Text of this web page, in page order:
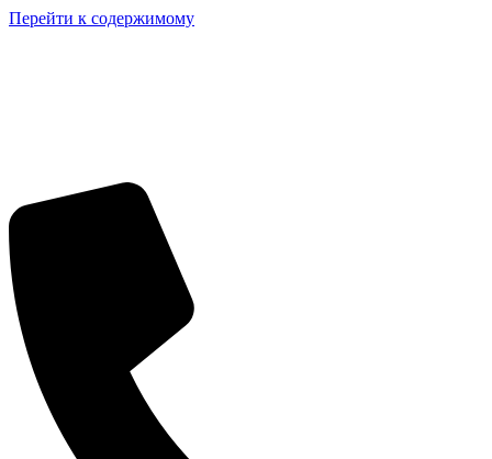
Перейти к содержимому